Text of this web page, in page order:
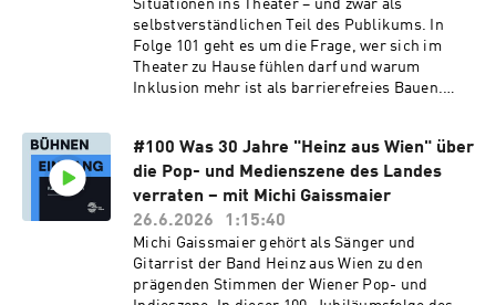
treffpunkt@buehneneingang.atProduktion &
Vermarktung: Missing Link Media
GmbHFirmenbuch-Nr:
506114kFirmenbuchgericht: Handelsgericht
WienBelvederegasse 40/27A-1040 WienE-Mail:
Nachrichten werden streng vertraulich
behandelt.Sie wollen Podcast-Werbung
buchen? Wenden Sie sich einfach an:
office@missing-
BursteinMedieninhaberin:Bühneneingang
Media & Culture KvI FlexCoFirmenbuch-Nr:
679097yFirmenbuchgericht: Handelsgericht
WienMail:
treffpunkt@buehneneingang.atProduktion &
Vermarktung: Missing Link Media
GmbHFirmenbuch-Nr:
Situationen ins Theater – und zwar als
selbstverständlichen Teil des Publikums. In
Folge 101 geht es um die Frage, wer sich im
Theater zu Hause fühlen darf und warum
Inklusion mehr ist als barrierefreies Bauen.
Machtverhältnisse im Zuschauerraum, über die
Lücke zwischen Kulturförderung und sozialer
Realität – und darüber, wie aus scheinbar
kleinen Details eine Dramaturgie der
Begegnung entsteht. Web-Empfehlungen zur
aktuellen Folge: Website der Kulturinitiative
"die theatertanten" Sie können den Podcast
"Bühneneingang" mit einer Steady-
#100 Was 30 Jahre "Heinz aus Wien" über
die Pop- und Medienszene des Landes
verraten – mit Michi Gaissmaier
26.6.2026
1:15:40
Michi Gaissmaier gehört als Sänger und
Gitarrist der Band Heinz aus Wien zu den
prägenden Stimmen der Wiener Pop- und